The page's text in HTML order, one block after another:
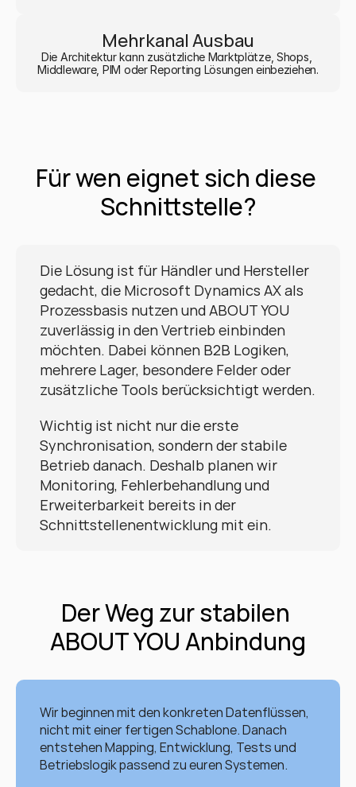
Mehrkanal Ausbau
Die Architektur kann zusätzliche Marktplätze, Shops,
Middleware, PIM oder Reporting Lösungen einbeziehen.
Für wen eignet sich diese
Schnittstelle?
Die Lösung ist für Händler und Hersteller
gedacht, die Microsoft Dynamics AX als
Prozessbasis nutzen und ABOUT YOU
zuverlässig in den Vertrieb einbinden
möchten. Dabei können B2B Logiken,
mehrere Lager, besondere Felder oder
zusätzliche Tools berücksichtigt werden.
Wichtig ist nicht nur die erste
Synchronisation, sondern der stabile
Betrieb danach. Deshalb planen wir
Monitoring, Fehlerbehandlung und
Erweiterbarkeit bereits in der
Schnittstellenentwicklung mit ein.
Der Weg zur stabilen
ABOUT YOU Anbindung
Wir beginnen mit den konkreten Datenflüssen,
nicht mit einer fertigen Schablone. Danach
entstehen Mapping, Entwicklung, Tests und
Betriebslogik passend zu euren Systemen.